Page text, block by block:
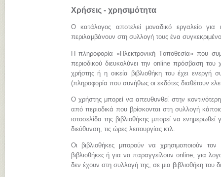
Χρήσεις - χρησιμότητα
Ο κατάλογος αποτελεί μοναδικό εργαλείο
περιλαμβάνουν στη συλλογή τους ένα
Η πληροφορία «Hλεκτρονική Tοποθεσία» που
περιοδικού διευκολύνει την online πρόσβαση
χρήστης ή η οικεία βιβλιοθήκη του έχει
(πληροφορία που συνήθως οι εκδότες διαθέτουν
Ο χρήστης μπορεί να απευθυνθεί στην
από περιοδικά που βρίσκονται στη συλλογή
ιστοσελίδα της βιβλιοθήκης μπορεί να
διεύθυνση, τις ώρες λειτουργίας κτλ.
Οι βιβλιοθήκες μπορούν να χρησιμοποιούν
βιβλιοθήκες ή για να παραγγείλουν online, για
δεν έχουν στη συλλογή της, σε μια βιβλιοθήκη του